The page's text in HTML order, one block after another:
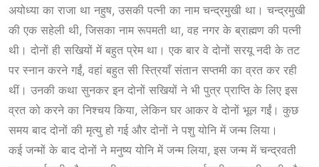
अयोध्या का राजा था नहुष, उसकी पत्नी का नाम चन्द्रमुखी था। चन्द्रमुखी
की एक सहेली थी, जिसका नाम रूपमती था, वह नगर के ब्राह्मण की पत्नी
थी। दोनों ही सखियों में बहुत प्रेम था। एक बार वे दोनों सरयू नदी के तट
पर स्नान करने गईं, वहां बहुत सी स्त्रियाँ संतान सप्तमी का व्रत कर रही
थीं। उनकी कथा सुनकर इन दोनों सखियों ने भी पुत्र प्राप्ति के लिए इस
व्रत को करने का निश्चय किया, लेकिन घर आकर वे दोनों भूल गईं। कुछ
समय बाद दोनों की मृत्यु हो गई और दोनों ने पशु योनि में जन्म लिया।
कई जन्मों के बाद दोनों ने मनुष्य योनि में जन्म लिया, इस जन्म में चन्द्रवती